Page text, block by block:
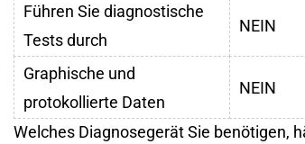
Führen Sie diagnostische
Tests durch
NEIN
Graphische und
protokollierte Daten
NEIN
Welches Diagnosegerät Sie benötigen,